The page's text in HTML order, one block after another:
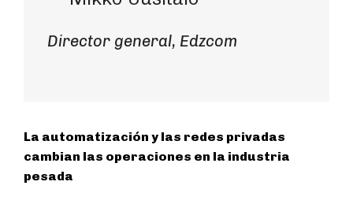
Director general, Edzcom
La automatización y las redes privadas
cambian las operaciones en la industria
pesada